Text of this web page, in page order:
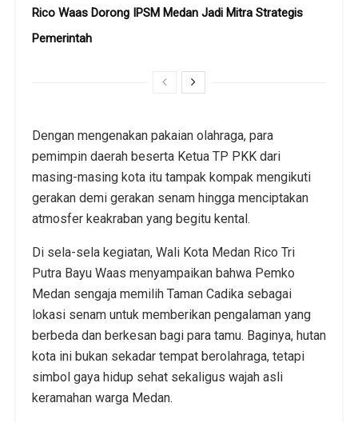
Rico Waas Dorong IPSM Medan Jadi Mitra Strategis
Pemerintah
​Dengan mengenakan pakaian olahraga, para
pemimpin daerah beserta Ketua TP PKK dari
masing-masing kota itu tampak kompak mengikuti
gerakan demi gerakan senam hingga menciptakan
atmosfer keakraban yang begitu kental.
​Di sela-sela kegiatan, Wali Kota Medan Rico Tri
Putra Bayu Waas menyampaikan bahwa Pemko
Medan sengaja memilih Taman Cadika sebagai
lokasi senam untuk memberikan pengalaman yang
berbeda dan berkesan bagi para tamu. Baginya, hutan
kota ini bukan sekadar tempat berolahraga, tetapi
simbol gaya hidup sehat sekaligus wajah asli
keramahan warga Medan.